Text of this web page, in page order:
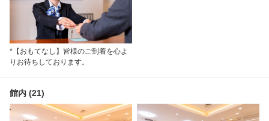
*【おもてなし】皆様のご到着を心よ
りお待ちしております。
館内 (21)